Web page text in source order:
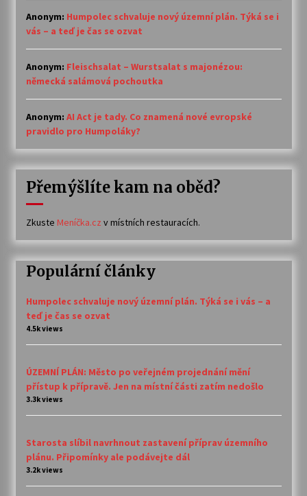
Anonym: Humpolec schvaluje nový územní plán. Týká se i
vás – a teď je čas se ozvat
Anonym: Fleischsalat – Wurstsalat s majonézou:
německá salámová pochoutka
Anonym: AI Act je tady. Co znamená nové evropské
pravidlo pro Humpoláky?
Přemýšlíte kam na oběd?
Zkuste Meníčka.cz v místních restauracích.
Populární články
Humpolec schvaluje nový územní plán. Týká se i vás – a
teď je čas se ozvat
4.5k views
ÚZEMNÍ PLÁN: Město po veřejném projednání mění
přístup k přípravě. Jen na místní části zatím nedošlo
3.3k views
Starosta slíbil navrhnout zastavení příprav územního
plánu. Připomínky ale podávejte dál
3.2k views